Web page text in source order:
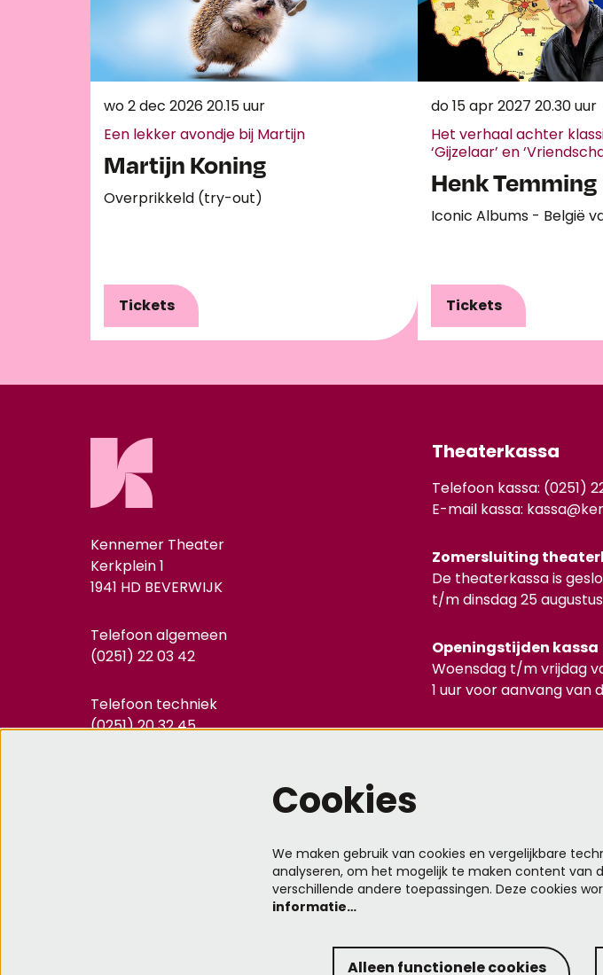
Martijn Koning
Overprikkeld (try-out)
Een lekker avondje bij Martijn
wo 2 dec 202620.15 uur
Tickets
Henk Temming
Iconic Albums - België
Het verhaal achter
‘Gijzelaar’ en
do 15 apr 202720.30 uur
Tickets
Kennemer Theater
Kerkplein 1
1941 HD BEVERWIJK
Telefoon algemeen
(0251) 22 03 42
Telefoon techniek
(0251) 20 32 45
Theaterkassa
Telefoon kassa: (0251)
E-mail kassa:
Zomersluiting
De theaterkassa is
t/m dinsdag 25
Openingstijden kassa
Woensdag t/m vrijdag
1 uur voor aanvang van
Cookies
We maken gebruik van cookies en vergelijkbare
analyseren, om het mogelijk te maken content van
verschillende andere toepassingen. Deze cookies
informatie…
Alleen functionele cookies